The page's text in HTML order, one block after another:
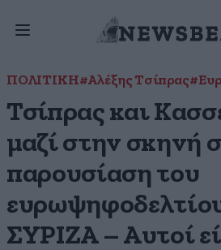
ΠΟΛΙΤΙΚΗ#Αλέξης Τσίπρας
Τσίπρας και
μαζί στην σκηνή
παρουσίαση του
ΣΥΡΙΖΑ – Αυτοί